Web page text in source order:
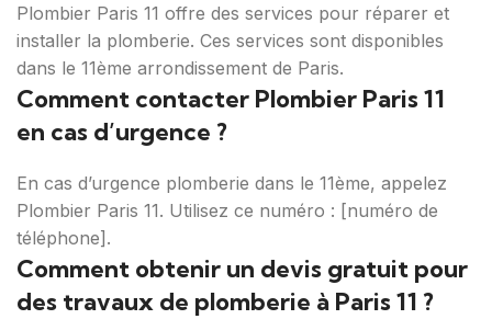
Plombier Paris 11 offre des services pour réparer et
installer la plomberie. Ces services sont disponibles
dans le 11ème arrondissement de Paris.
Comment contacter Plombier Paris 11
en cas d’urgence ?
En cas d’urgence plomberie dans le 11ème, appelez
Plombier Paris 11. Utilisez ce numéro : [numéro de
téléphone].
Comment obtenir un devis gratuit pour
des travaux de plomberie à Paris 11 ?